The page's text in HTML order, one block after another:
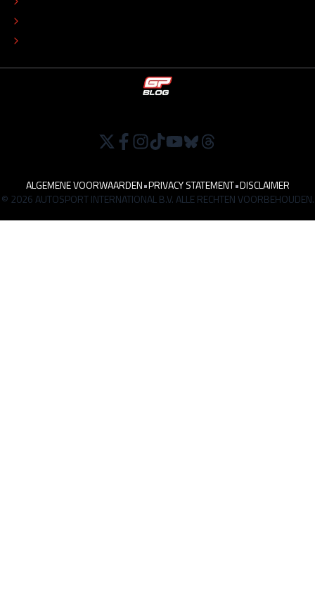
ALGEMENE VOORWAARDEN•PRIVACY STATEMENT•DISCLAIMER
© 2026 AUTOSPORT INTERNATIONAL B.V. ALLE RECHTEN VOORBEHOUDEN.